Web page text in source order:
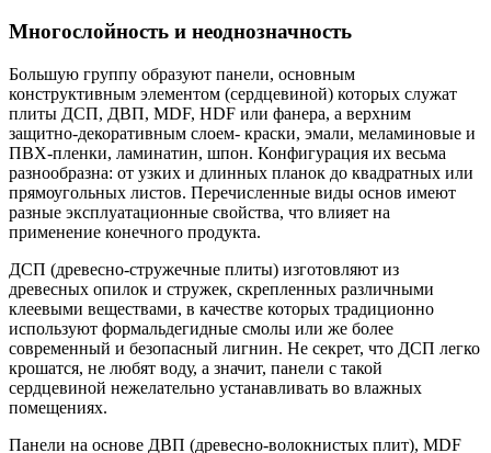
Многослойность и неоднозначность
Большую группу образуют панели, основным
конструктивным элементом (сердцевиной) которых служат
плиты ДСП, ДВП, MDF, HDF или фанера, а верхним
защитно-декоративным слоем- краски, эмали, меламиновые и
ПВХ-пленки, ламинатин, шпон. Конфигурация их весьма
разнообразна: от узких и длинных планок до квадратных или
прямоугольных листов. Перечисленные виды основ имеют
разные эксплуатационные свойства, что влияет на
применение конечного продукта.
ДСП (древесно-стружечные плиты) изготовляют из
древесных опилок и стружек, скрепленных различными
клеевыми веществами, в качестве которых традиционно
используют формальдегидные смолы или же более
современный и безопасный лигнин. Не секрет, что ДСП легко
крошатся, не любят воду, а значит, панели с такой
сердцевиной нежелательно устанавливать во влажных
помещениях.
Панели на основе ДВП (древесно-волокнистых плит), MDF